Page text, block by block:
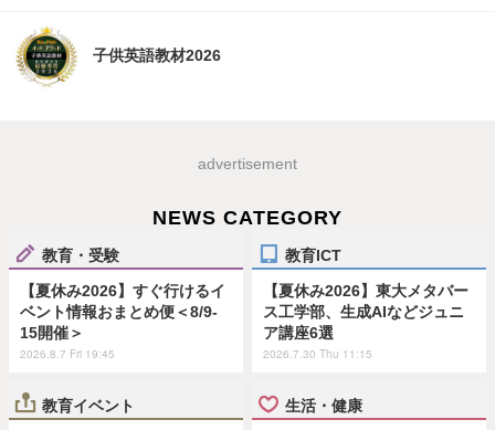
子供英語教材2026
advertisement
NEWS CATEGORY
教育・受験
【夏休み2026】すぐ行けるイ
ベント情報おまとめ便＜8/9-
15開催＞
2026.8.7 Fri 19:45
教育ICT
【夏休み2026】東大メタバー
ス工学部、生成AIなどジュニ
ア講座6選
2026.7.30 Thu 11:15
教育イベント 生活・健康